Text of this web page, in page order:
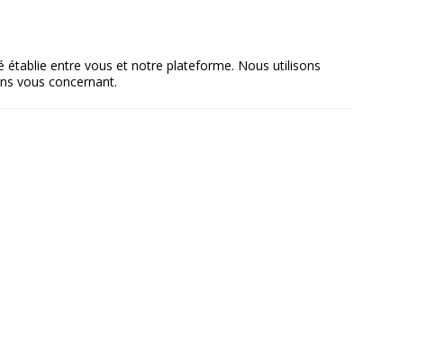
établie entre vous et notre plateforme. Nous utilisons
vous concernant.